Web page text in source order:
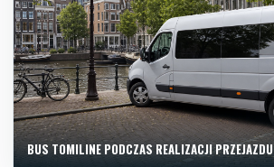
BUS TOMILINE PODCZAS REALIZACJI PRZEJAZDU